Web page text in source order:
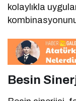
kolaylıkla
Besin